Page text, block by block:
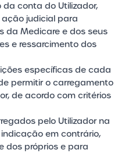
conta do Utilizador,
judicial para
da Medicare e dos seus
e ressarcimento dos
específicas de cada
permitir o carregamento
de acordo com critérios
pelo Utilizador na
em contrário,
dos próprios e para